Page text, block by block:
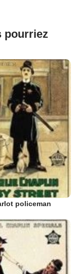
pourriez
policeman